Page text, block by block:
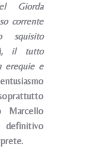
Giorda
corrente
squisito
il tutto
erequie e
Marcello
definitivo